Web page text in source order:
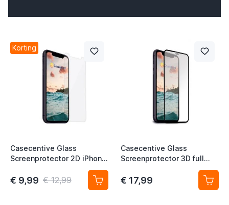
Korting
Casecentive Glass
Screenprotector 2D iPhone
€ 9,99 € 12,99
Casecentive Glass
Screenprotector 3D full
€ 17,99